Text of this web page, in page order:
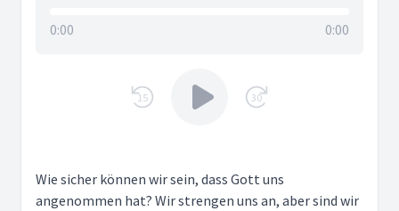
0:00 0:00
15 30
Wie sicher können wir sein, dass Gott uns
angenommen hat? Wir strengen uns an, aber sind wir